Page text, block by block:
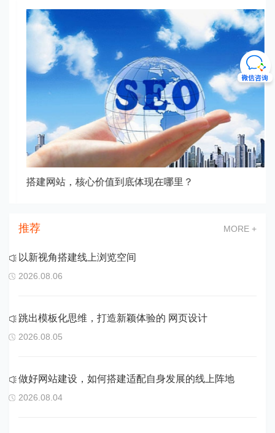
搭建网站，核心价值到底体现在哪里？
推荐 MORE +
以新视角搭建线上浏览空间
2026.08.06
跳出模板化思维，打造新颖体验的 网页设计
2026.08.05
做好网站建设，如何搭建适配自身发展的线上阵地
2026.08.04